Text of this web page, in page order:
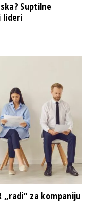
Suptilne
lideri
„radi“ za kompaniju